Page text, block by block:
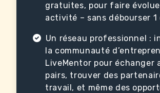
gratuites, pour faire
activité – sans débourser
Un réseau professionnel :
la communauté
LiveMentor pour échanger
pairs, trouver des
travail, et même des